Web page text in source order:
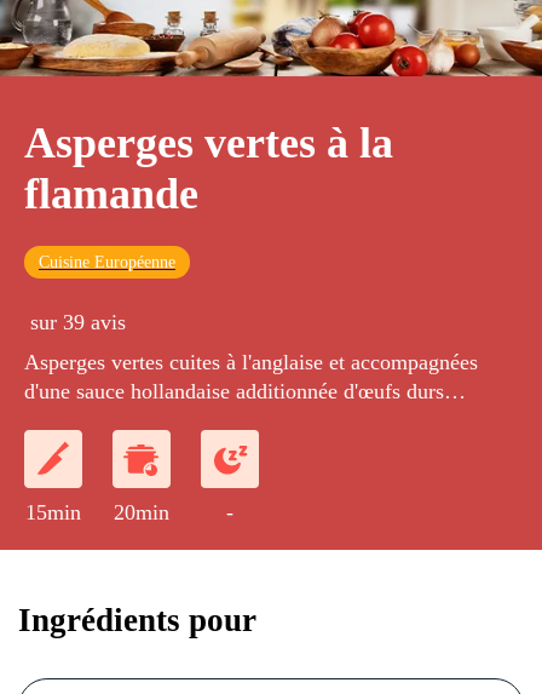
Asperges vertes à la
flamande
Cuisine Européenne
sur 39 avis
Asperges vertes cuites à l'anglaise et accompagnées
d'une sauce hollandaise additionnée d'œufs durs
15min 20min -
Ingrédients pour